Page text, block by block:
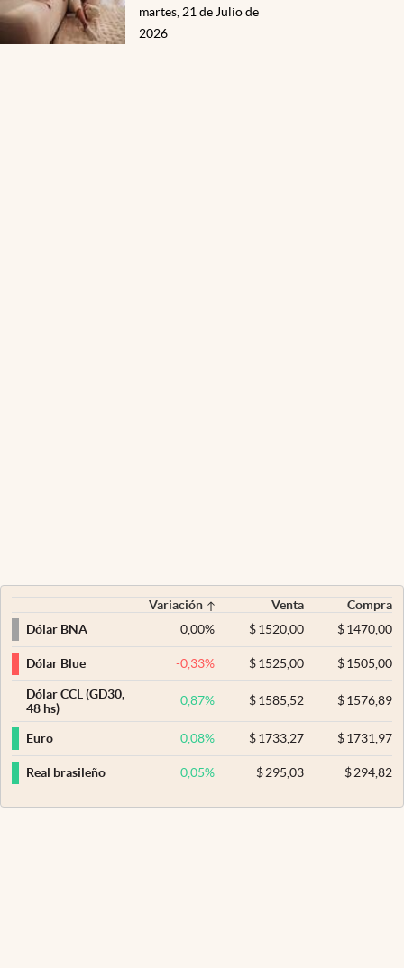
martes, 21 de Julio de
2026
Variación Venta
Compra
Dólar BNA
0,00% $ 1520,00 $1470,00
Dólar Blue -0,33% $ 1525,00 $1505,00
Dólar CCL (GD30,
48 hs)
0,87% $ 1585,52 $1576,89
Euro 0,08% $ 1733,27 $1731,97
Real brasileño 0,05% $ 295,03 $294,82